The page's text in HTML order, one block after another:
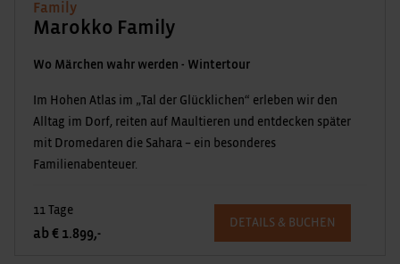
Family
Marokko Family
Wo Märchen wahr werden - Wintertour
Im Hohen Atlas im „Tal der Glücklichen“ erleben wir den
Alltag im Dorf, reiten auf Maultieren und entdecken später
mit Dromedaren die Sahara – ein besonderes
Familienabenteuer.
11 Tage
ab € 1.899,-
DETAILS & BUCHEN